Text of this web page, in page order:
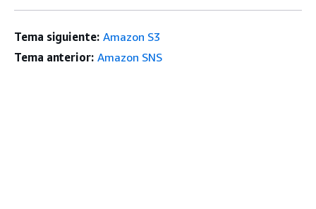
Tema siguiente: Amazon S3
Tema anterior: Amazon SNS